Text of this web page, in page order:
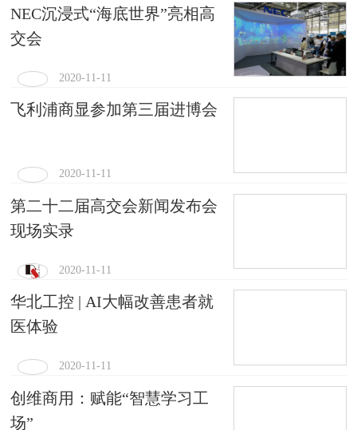
NEC沉浸式“海底世界”亮相高
交会
2020-11-11
飞利浦商显参加第三届进博会
2020-11-11
第二十二届高交会新闻发布会
现场实录
2020-11-11
华北工控 | AI大幅改善患者就
医体验
2020-11-11
创维商用：赋能“智慧学习工
场”